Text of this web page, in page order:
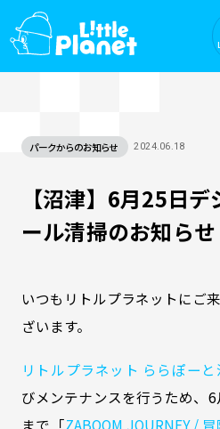
パークからのお知らせ 2024.06.18
【沼津】6月25日
ール清掃のお知らせ
いつもリトルプラネットにご
ざいます。
リトルプラネット ららぽーと
びメンテナンスを行うため、
まで「ZABOOM JOURNEY /